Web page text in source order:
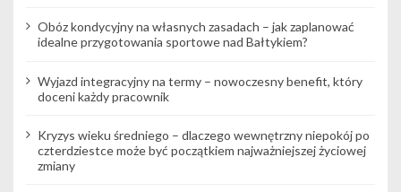
u
Obóz kondycyjny na własnych zasadach – jak zaplanować
idealne przygotowania sportowe nad Bałtykiem?
Wyjazd integracyjny na termy – nowoczesny benefit, który
doceni każdy pracownik
Kryzys wieku średniego – dlaczego wewnętrzny niepokój po
czterdziestce może być początkiem najważniejszej życiowej
zmiany